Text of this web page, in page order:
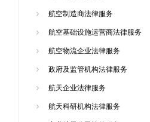
航空制造商法律服务
航空基础设施运营商法律服务
航空物流企业法律服务
政府及监管机构法律服务
航天企业法律服务
航天科研机构法律服务